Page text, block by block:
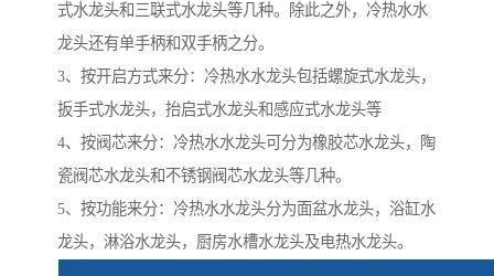
式水龙头和三联式水龙头等几种。除此之外，冷热水水
龙头还有单手柄和双手柄之分。
3、按开启方式来分：冷热水水龙头包括螺旋式水龙头，
扳手式水龙头，抬启式水龙头和感应式水龙头等
4、按阀芯来分：冷热水水龙头可分为橡胶芯水龙头，陶
瓷阀芯水龙头和不锈钢阀芯水龙头等几种。
5、按功能来分：冷热水水龙头分为面盆水龙头，浴缸水
龙头，淋浴水龙头，厨房水槽水龙头及电热水龙头。